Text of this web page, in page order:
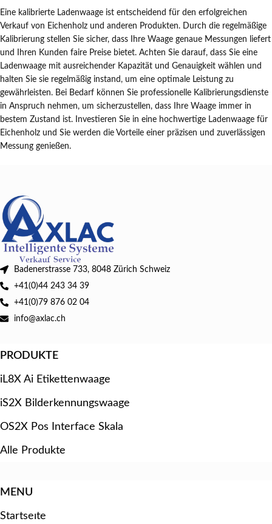
Eine kalibrierte Ladenwaage ist entscheidend für den erfolgreichen
Verkauf von Eichenholz und anderen Produkten. Durch die regelmäßige
Kalibrierung stellen Sie sicher, dass Ihre Waage genaue Messungen liefert
und Ihren Kunden faire Preise bietet. Achten Sie darauf, dass Sie eine
Ladenwaage mit ausreichender Kapazität und Genauigkeit wählen und
halten Sie sie regelmäßig instand, um eine optimale Leistung zu
gewährleisten. Bei Bedarf können Sie professionelle Kalibrierungsdienste
in Anspruch nehmen, um sicherzustellen, dass Ihre Waage immer in
bestem Zustand ist. Investieren Sie in eine hochwertige Ladenwaage für
Eichenholz und Sie werden die Vorteile einer präzisen und zuverlässigen
Messung genießen.
Badenerstrasse 733, 8048 Zürich Schweiz
+41(0)44 243 34 39
+41(0)79 876 02 04
info@axlac.ch
PRODUKTE
iL8X Ai Etikettenwaage
iS2X Bilderkennungswaage
OS2X Pos Interface Skala
Alle Produkte
MENU
Startseıte